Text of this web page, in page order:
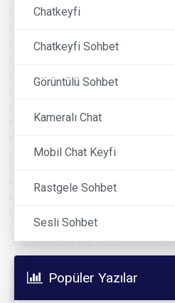
Chatkeyfi
Chatkeyfi Sohbet
Görüntülü Sohbet
Kameralı Chat
Mobil Chat Keyfi
Rastgele Sohbet
Sesli Sohbet
Popüler Yazılar